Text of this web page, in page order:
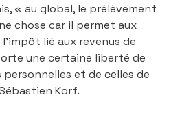
« au global, le prélèvement
chose car il permet aux
lié aux revenus de
une certaine liberté de
et de celles de
Korf.